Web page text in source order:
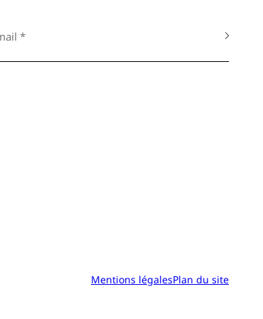
Mentions légalesPlan du site